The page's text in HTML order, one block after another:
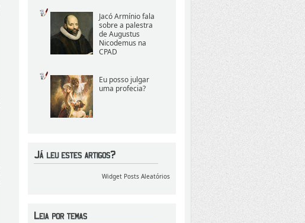
Jacó Armínio fala
sobre a palestra
de Augustus
Nicodemus na
CPAD
Eu posso julgar
uma profecia?
Widget Posts Aleatórios